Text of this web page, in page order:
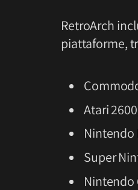
RetroArch
piattaforme,
Atari
Nintendo
Super
Nintendo